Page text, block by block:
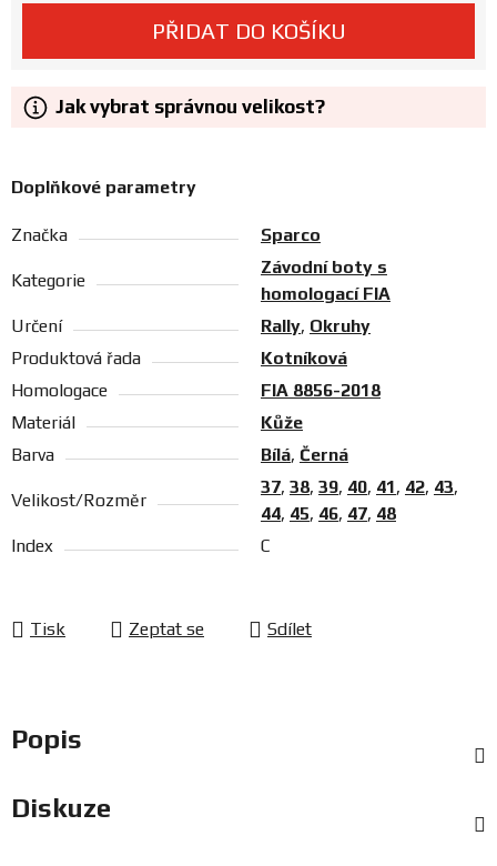
PŘIDAT DO KOŠÍKU
Jak vybrat správnou velikost?
Doplňkové parametry
Značka Sparco
Kategorie
Závodní boty s
homologací FIA
Určení
Rally, Okruhy
Produktová řada
Kotníková
Homologace
FIA 8856-2018
Materiál
Kůže
Barva
Bílá, Černá
Velikost/Rozměr
37, 38, 39, 40, 41, 42, 43,
44, 45, 46, 47, 48
Index
C
Tisk Zeptat se Sdílet
Popis
Diskuze